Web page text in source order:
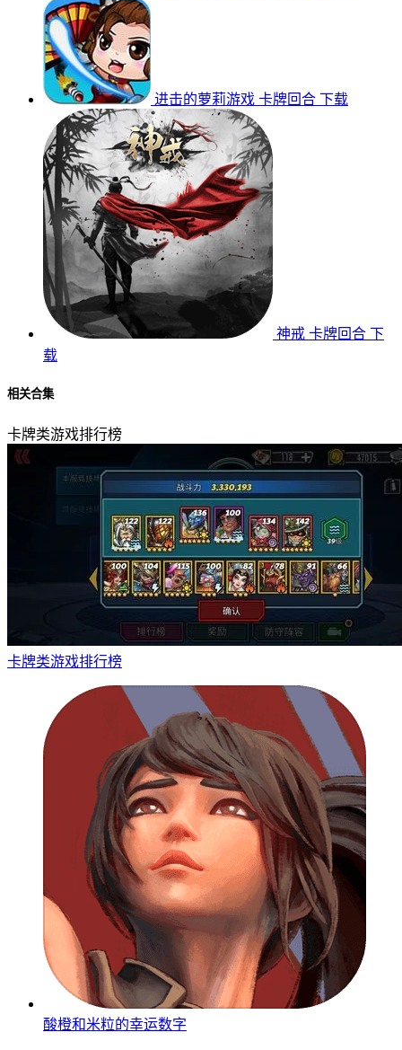
进击的萝莉游戏 卡牌回合 下载
神戒 卡牌回合 下
载
相关合集
卡牌类游戏排行榜
卡牌类游戏排行榜
酸橙和米粒的幸运数字